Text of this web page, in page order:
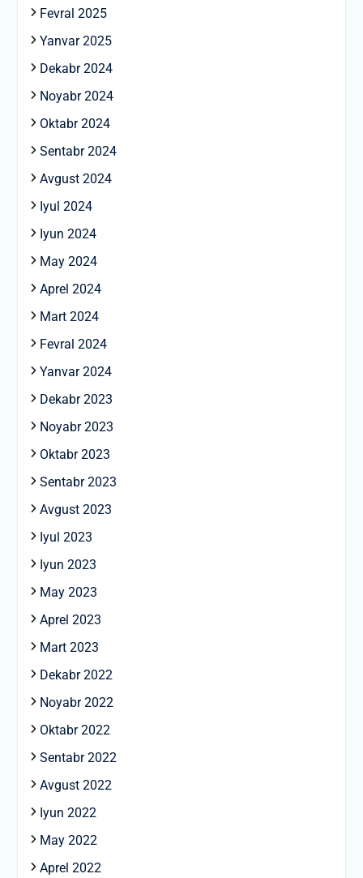
Fevral 2025
Yanvar 2025
Dekabr 2024
Noyabr 2024
Oktabr 2024
Sentabr 2024
Avgust 2024
Iyul 2024
Iyun 2024
May 2024
Aprel 2024
Mart 2024
Fevral 2024
Yanvar 2024
Dekabr 2023
Noyabr 2023
Oktabr 2023
Sentabr 2023
Avgust 2023
Iyul 2023
Iyun 2023
May 2023
Aprel 2023
Mart 2023
Dekabr 2022
Noyabr 2022
Oktabr 2022
Sentabr 2022
Avgust 2022
Iyun 2022
May 2022
Aprel 2022